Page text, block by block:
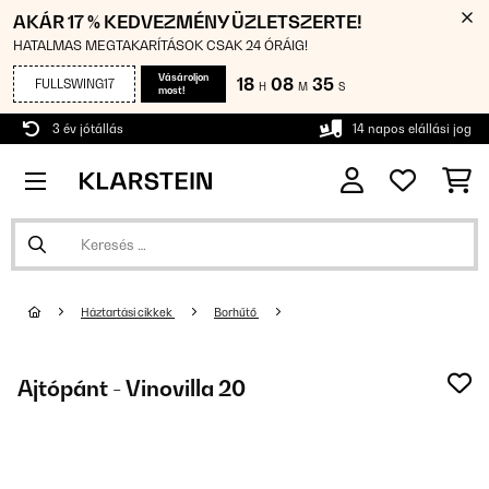
AKÁR 17 % KEDVEZMÉNY ÜZLETSZERTE!
HATALMAS MEGTAKARÍTÁSOK CSAK 24 ÓRÁIG!
FULLSWING17
Vásároljon
most!
18 H 08 M 35 S
3 év jótállás 14 napos elállási jog
Háztartási cikkek Borhűtő
Ajtópánt - Vinovilla 20